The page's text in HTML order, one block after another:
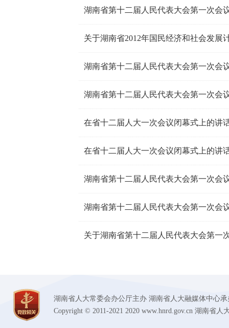
关于湖南省2012年国民经济和社会发展
湖南省第十二届人民代表大会第一次会
湖南省第十二届人民代表大会第一次会
在省十二届人大一次会议闭幕式上的讲
在省十二届人大一次会议闭幕式上的讲
关于湖南省第十二届人民代表大会第一
湖南省人大常委会办公厅主办 湖南省人大融媒体中心
Copyright © 2011-2021 2020 www.hnrd.gov.cn 湖南省